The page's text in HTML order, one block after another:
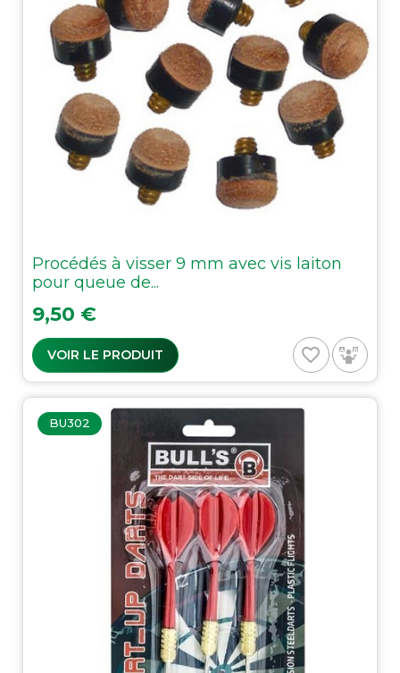
Procédés à visser 9 mm avec vis laiton
pour queue de...
Prix
9,50 €
VOIR LE PRODUIT favorite_border
BU302